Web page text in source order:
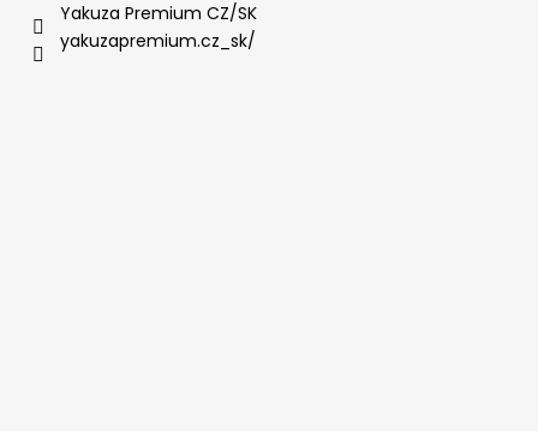
Yakuza Premium CZ/SK
yakuzapremium.cz_sk/